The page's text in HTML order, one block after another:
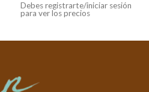
Debes registrarte/iniciar sesión
para ver los precios